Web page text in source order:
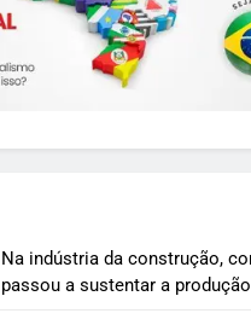
Na indústria da construção,
passou a sustentar a produção